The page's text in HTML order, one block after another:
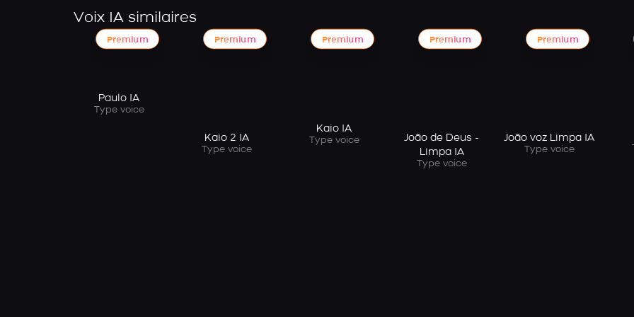
Voix IA similaires
Premium
Paulo IA
Type voice
Premium
Kaio 2 IA
Type voice
Premium
Kaio IA
Type voice
Premium
João de Deus -
Limpa IA
Type voice
Premium
João voz Limpa IA
Type voice